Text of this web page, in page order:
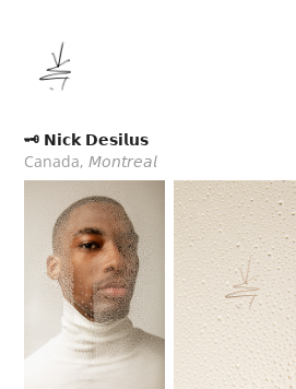
🗝 𝗡𝗶𝗰𝗸 𝗗𝗲𝘀𝗶𝗹𝘂𝘀
Canada, 𝘔𝘰𝘯𝘵𝘳𝘦𝘢𝘭